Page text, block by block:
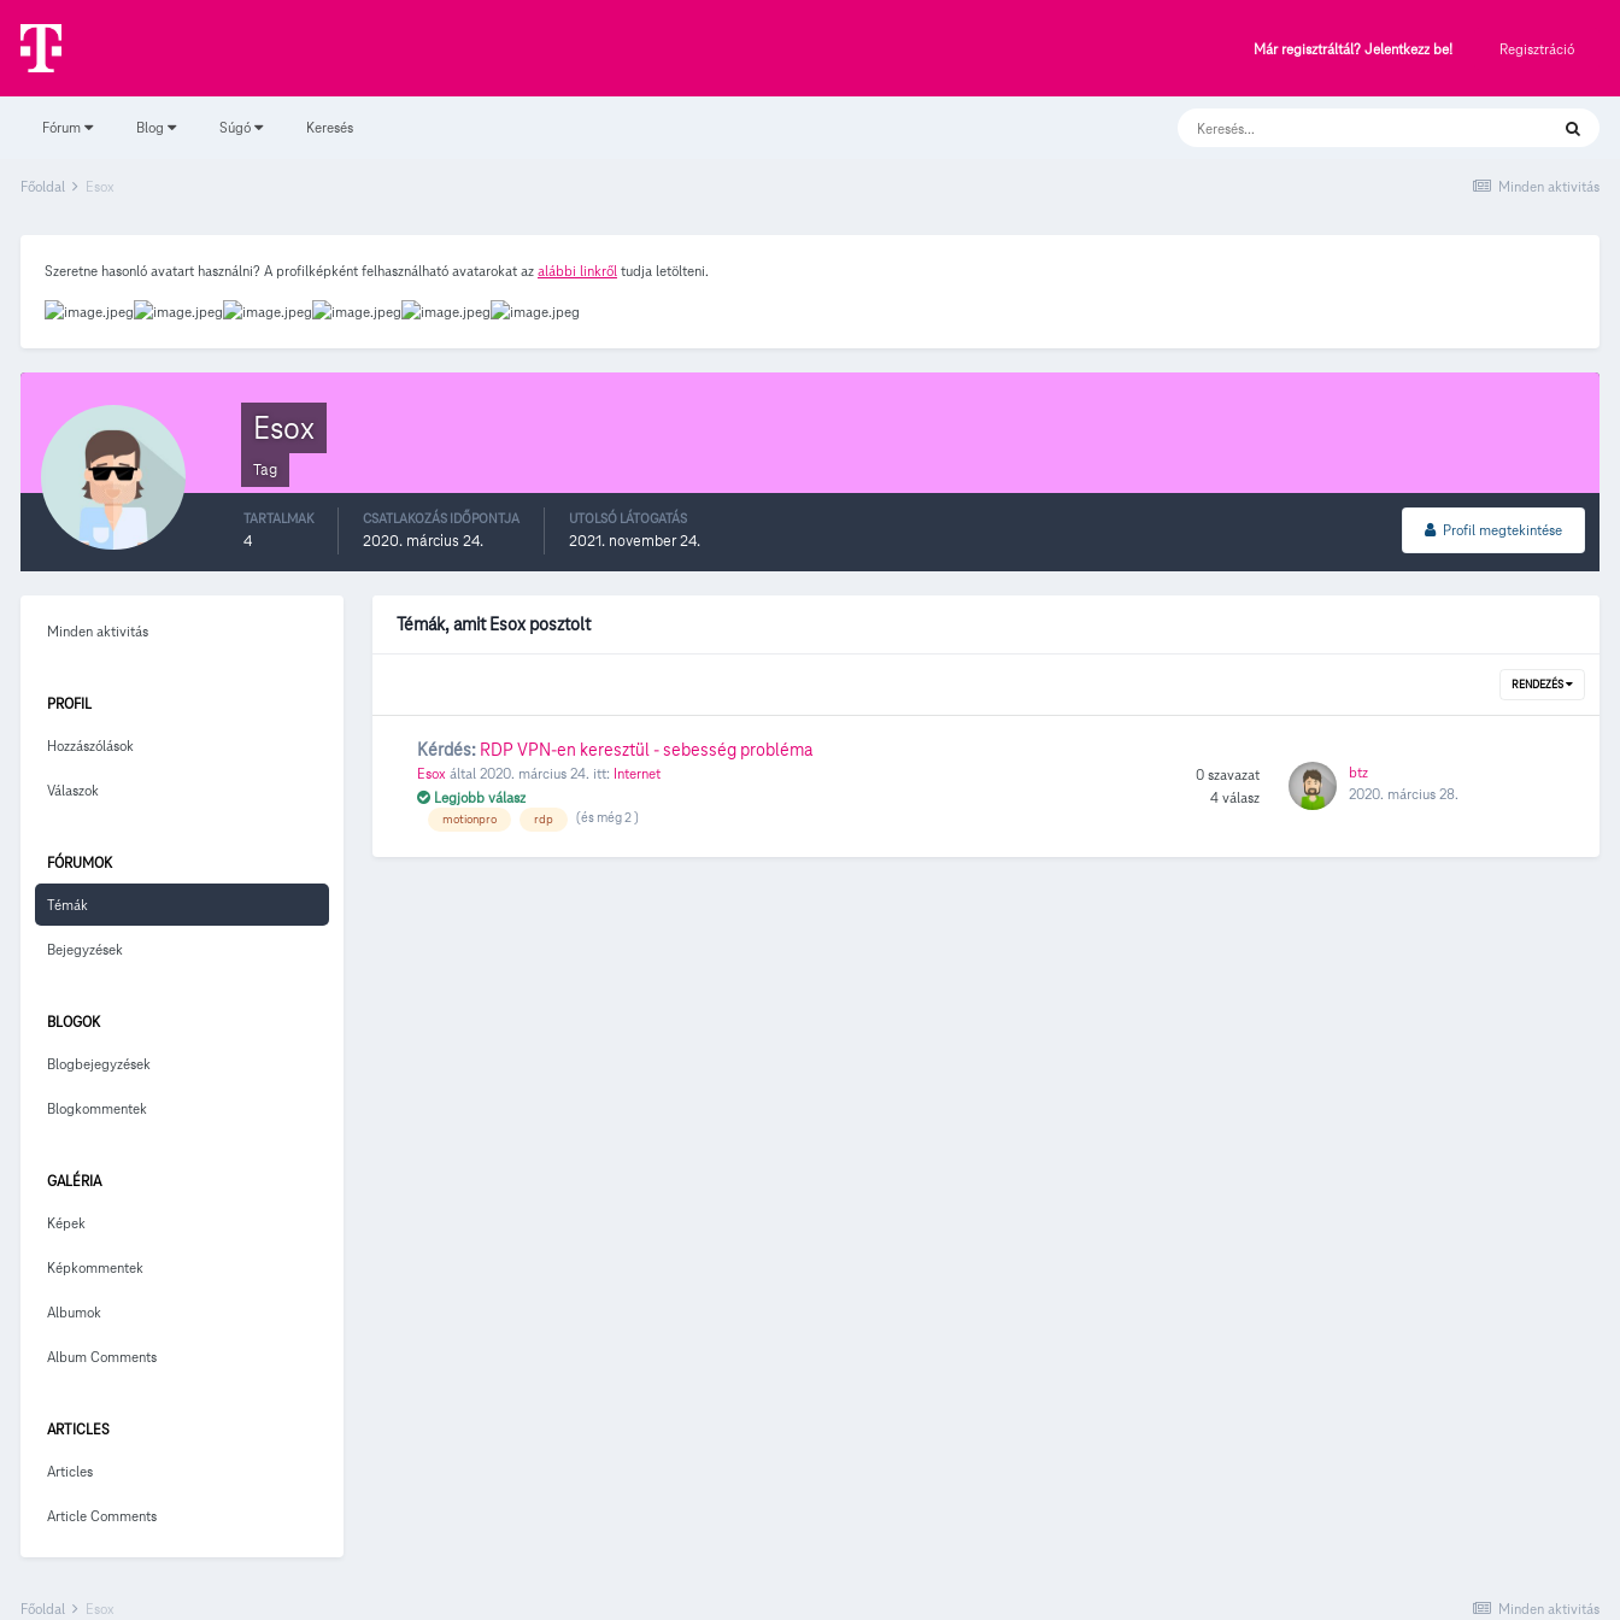
Már regisztráltál? Jelentkezz be! Regisztráció
Fórum Blog Súgó Keresés
Minden aktivitás
Főoldal Esox
Szeretne hasonló avatart használni? A profilképként felhasználható avatarokat az alábbi linkről tudja letölteni.
Esox
Tag
Profil megtekintése
TARTALMAK
4
CSATLAKOZÁS IDŐPONTJA
2020. március 24.
UTOLSÓ LÁTOGATÁS
2021. november 24.
Minden aktivitás
PROFIL
Hozzászólások
Válaszok
FÓRUMOK
Témák
Bejegyzések
BLOGOK
Blogbejegyzések
Blogkommentek
GALÉRIA
Képek
Képkommentek
Albumok
Album Comments
ARTICLES
Articles
Article Comments
Témák, amit Esox posztolt
RENDEZÉS
Kérdés: RDP VPN-en keresztül - sebesség probléma
Esox által 2020. március 24. itt: Internet
Legjobb válasz
motionpro rdp (és még 2 )
0 szavazat
4 válasz
btz
2020. március 28.
Minden aktivitás
Főoldal Esox